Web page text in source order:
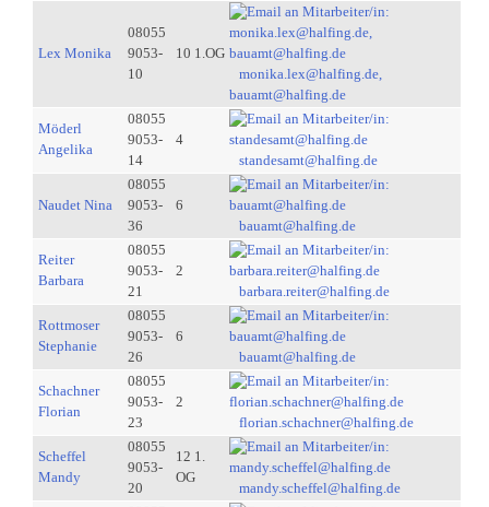
Lex Monika
08055
9053-
10
10 1.OG
monika.lex@halfing.de,
bauamt@halfing.de
Möderl
Angelika
08055
9053-
14
4
standesamt@halfing.de
Naudet Nina
08055
9053-
36
6
bauamt@halfing.de
Reiter
Barbara
08055
9053-
21
2
barbara.reiter@halfing.de
Rottmoser
Stephanie
08055
9053-
26
6
bauamt@halfing.de
Schachner
Florian
08055
9053-
23
2
florian.schachner@halfing.de
Scheffel
Mandy
08055
9053-
20
12 1.
OG
mandy.scheffel@halfing.de